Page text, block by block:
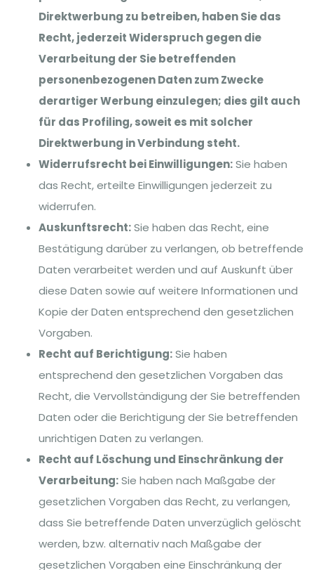
Direktwerbung zu betreiben, haben Sie das
Recht, jederzeit Widerspruch gegen die
Verarbeitung der Sie betreffenden
personenbezogenen Daten zum Zwecke
derartiger Werbung einzulegen; dies gilt auch
für das Profiling, soweit es mit solcher
Direktwerbung in Verbindung steht.
Widerrufsrecht bei Einwilligungen:Sie haben
das Recht, erteilte Einwilligungen jederzeit zu
widerrufen.
Auskunftsrecht:Sie haben das Recht, eine
Bestätigung darüber zu verlangen, ob betreffende
Daten verarbeitet werden und auf Auskunft über
diese Daten sowie auf weitere Informationen und
Kopie der Daten entsprechend den gesetzlichen
Vorgaben.
Recht auf Berichtigung:Sie haben
entsprechend den gesetzlichen Vorgaben das
Recht, die Vervollständigung der Sie betreffenden
Daten oder die Berichtigung der Sie betreffenden
unrichtigen Daten zu verlangen.
Recht auf Löschung und Einschränkung der
Verarbeitung:Sie haben nach Maßgabe der
gesetzlichen Vorgaben das Recht, zu verlangen,
dass Sie betreffende Daten unverzüglich gelöscht
werden, bzw. alternativ nach Maßgabe der
gesetzlichen Vorgaben eine Einschränkung der